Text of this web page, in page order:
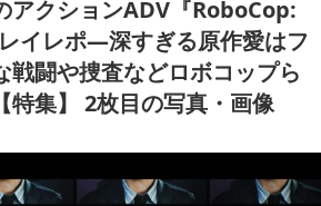
アクションADV『RoboCop:
イレポ―深すぎる原作愛はフ
戦闘や捜査などロボコップら
特集】 2枚目の写真・画像